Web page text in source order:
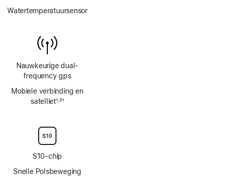
Watertemperatuursensor
Nauwkeurige dual-
frequency gps
Mobiele verbinding en
satelliet1 ,21
S10‑chip
Snelle Polsbeweging